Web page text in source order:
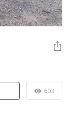
603